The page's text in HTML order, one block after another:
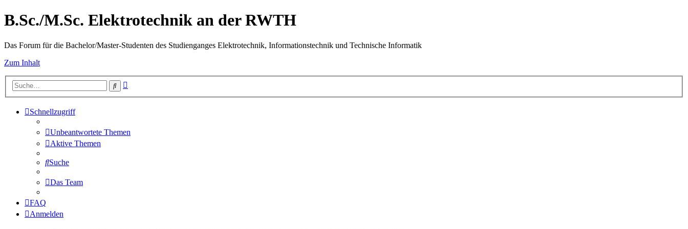
B.Sc./M.Sc. Elektrotechnik an der RWTH
Das Forum für die Bachelor/Master-Studenten des Studienganges Elektrotechnik, Informationstechnik und Technische Informatik
Zum Inhalt
Suche
Schnellzugriff
Unbeantwortete Themen
Aktive Themen
Suche
Das Team
FAQ
Anmelden